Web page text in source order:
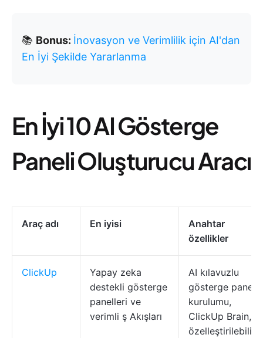
📚 Bonus: İnovasyon ve Verimlilik için AI'dan
En İyi Şekilde Yararlanma
En İyi 10 AI Gösterge
Paneli Oluşturucu Aracı
Araç adı En iyisi
Anahtar
özellikler
ClickUp
Yapay zeka
destekli gösterge
panelleri ve
verimli ş Akışları
AI kılavuzlu
gösterge paneli
kurulumu,
ClickUp Brain,
özelleştirilebilir